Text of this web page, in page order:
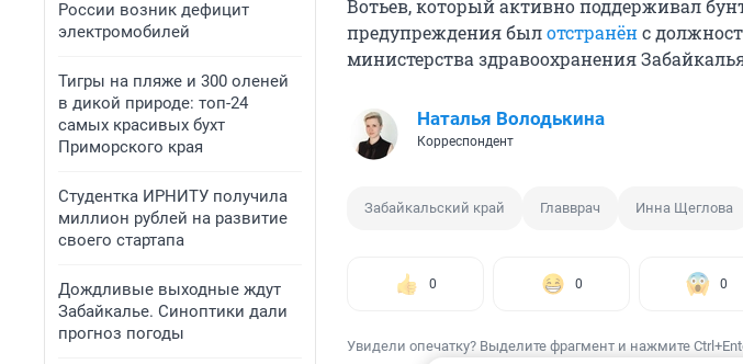
России возник дефицит
электромобилей
Тигры на пляже и 300 оленей
в дикой природе: топ-24
самых красивых бухт
Приморского края
Студентка ИРНИТУ получила
миллион рублей на развитие
своего стартапа
Дождливые выходные ждут
Забайкалье. Синоптики дали
прогноз погоды
Вотьев, который активно поддерживал
предупреждения былотстранёнс
министерства здравоохранения
Наталья Володькина
Корреспондент
Забайкальский край Главврач Инна Щеглова
0 0 0
Увидели опечатку? Выделите фрагмент и нажмите